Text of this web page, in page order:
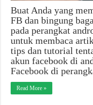
Buat Anda yang
FB dan bingung
pada perangkat
untuk membaca
tips dan tutorial
akun facebook di
Facebook di
Read More »